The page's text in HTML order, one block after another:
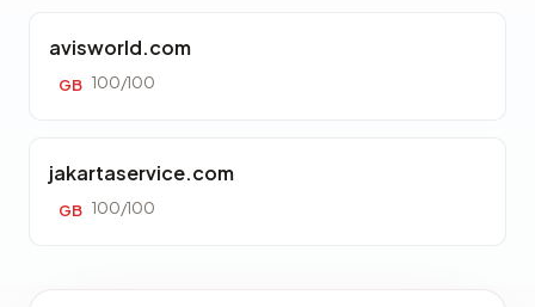
avisworld.com
GB 100/100
jakartaservice.com
GB 100/100